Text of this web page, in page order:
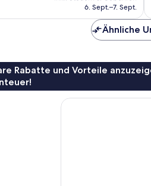
beträgt
6. Sept.–7. Sept.
Ähnliche
Rabatte und Vorteile